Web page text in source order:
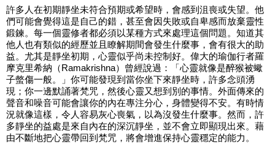
許多人在初期靜坐未符合預期或希望時，會感到沮喪或失望。他
們可能會覺得這是自己的錯，甚至會因失敗或自卑感而放棄靈性
鍛鍊。每一個靈修者都必須以某種方式來處理這個問題。知道其
他人也有類似的經歷並且瞭解期間會發生什麼事，會有很大的助
益。尤其是靜坐初期，心靈似乎尚未控制好。偉大的瑜伽行者羅
摩克里希納（Ramakrishna）曾經說過：「心靈就像是醉猴被蠍
子螫傷一般。」你可能發現到當你坐下來靜坐時，許多念頭湧
現；你一邊默誦著梵咒，然後心靈又想到別的事情。外面傳來的
聲音和噪音可能會讓你的內在專注分心，身體變得不安。有時情
況就像這樣，令人容易灰心喪氣，以為沒發生什麼事。然而，許
多靜坐的益處是來自內在的深沉靜坐，並不會立即顯現出來。藉
由不斷地把心靈帶回到梵咒，將會增進保持心靈穩定的能力。